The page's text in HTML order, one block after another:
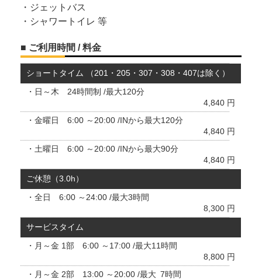
・ジェットバス
・シャワートイレ 等
■ ご利用時間 / 料金
ショートタイム （201・205・307・308・407は除く）
・日～木 24時間制 /最大120分
4,840 円
・金曜日 6:00 ～20:00 /INから最大120分
4,840 円
・土曜日 6:00 ～20:00 /INから最大90分
4,840 円
ご休憩（3.0h）
・全日 6:00 ～24:00 /最大3時間
8,300 円
サービスタイム
・月～金 1部 6:00 ～17:00 /最大11時間
8,800 円
・月～金 2部 13:00 ～20:00 /最大 7時間